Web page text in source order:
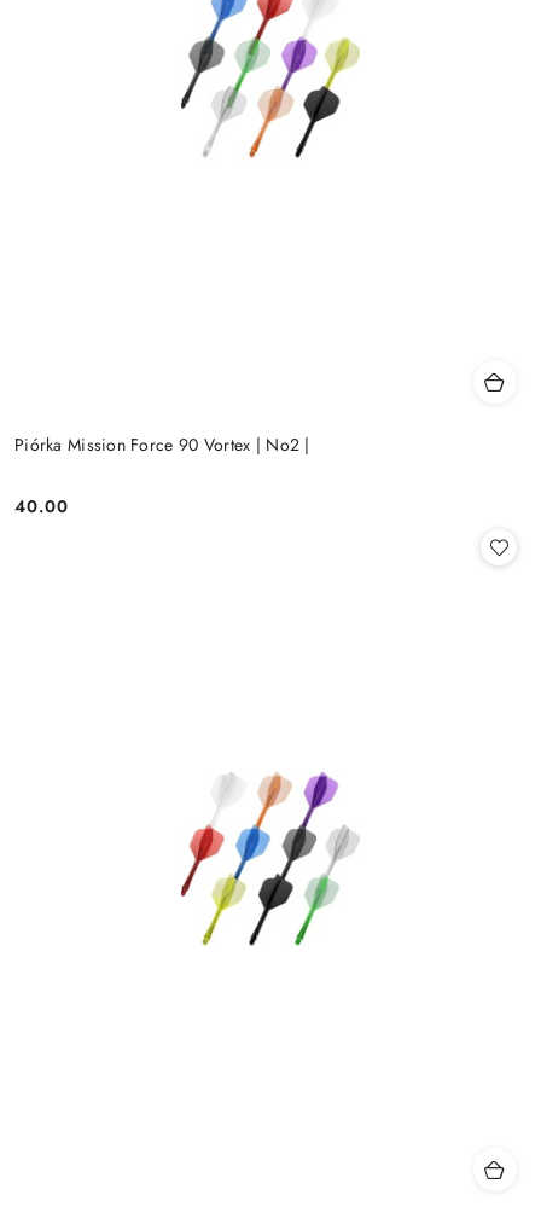
Piórka Mission Force 90 Vortex | No2 |
Cena:
40.00